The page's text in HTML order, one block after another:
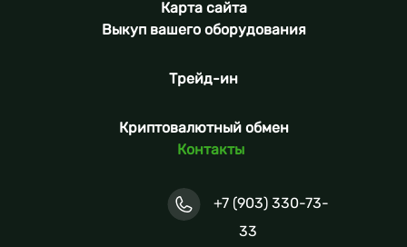
Карта сайта
Выкуп вашего оборудования
Трейд-ин
Криптовалютный обмен
Контакты
+7 (903) 330-73-
33